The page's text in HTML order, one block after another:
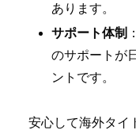
あります。
サポート体制
のサポートが
ントです。
安心して海外タイ